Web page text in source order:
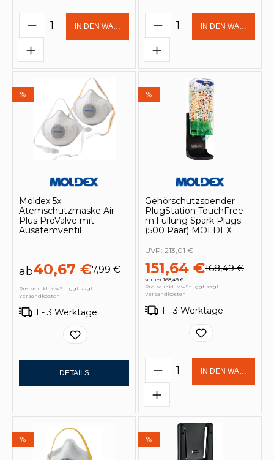
Produkt Anzahl: Gib den
IN DEN WARENKORB Produkt Anzahl:
IN DEN
%
Moldex 5x
Atemschutzmaske Air
Plus ProValve mit
Ausatemventil
ab40,67 €7,99 €
Preise inkl. MwSt., ggf. zzgl.
Versandkosten
1 - 3 Werktage
DETAILS
%
Gehörschutzspender
PlugStation TouchFree
m.Füllung Spark Plugs
(500 Paar) MOLDEX
151,64 €168,49 €
vorher 168,49 €
UVP: 213,01 €
Preise inkl. MwSt., ggf. zzgl.
Versandkosten
1 - 3 Werktage
Produkt Anzahl:
IN DEN
% %